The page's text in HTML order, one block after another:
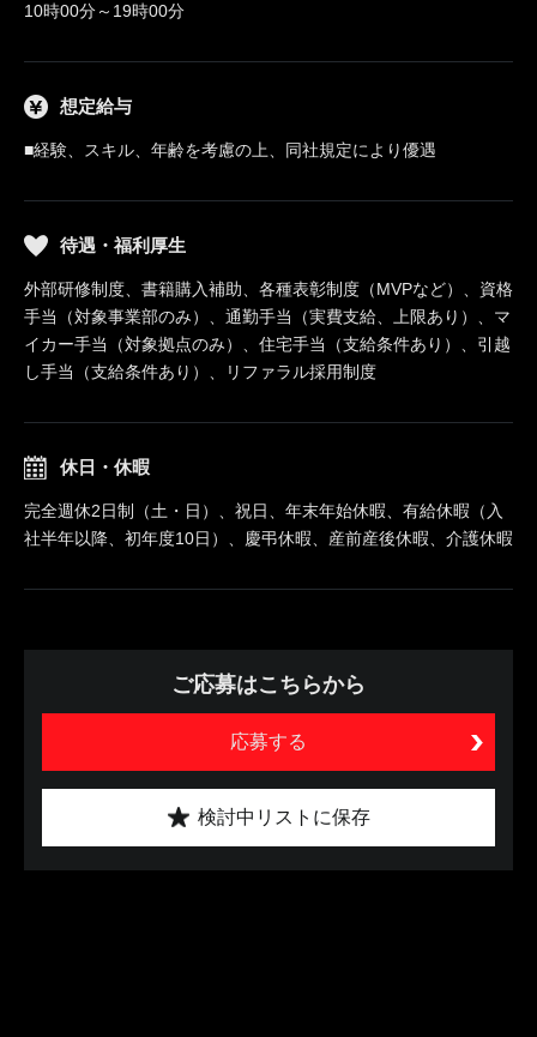
10時00分～19時00分
想定給与
■経験、スキル、年齢を考慮の上、同社規定により優遇
待遇・福利厚生
外部研修制度、書籍購入補助、各種表彰制度（MVPなど）、資格
手当（対象事業部のみ）、通勤手当（実費支給、上限あり）、マ
イカー手当（対象拠点のみ）、住宅手当（支給条件あり）、引越
し手当（支給条件あり）、リファラル採用制度
休日・休暇
完全週休2日制（土・日）、祝日、年末年始休暇、有給休暇（入
社半年以降、初年度10日）、慶弔休暇、産前産後休暇、介護休暇
ご応募はこちらから
応募する
検討中リストに保存